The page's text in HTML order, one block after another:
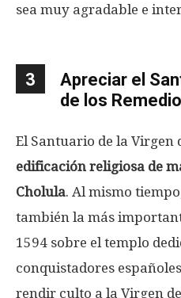
sea muy agradable e
3
Apreciar el
de los
El Santuario de la Virgen
edificación religiosa de
Cholula. Al mismo
también la más
1594 sobre el templo
conquistadores
rendir culto a la Virgen